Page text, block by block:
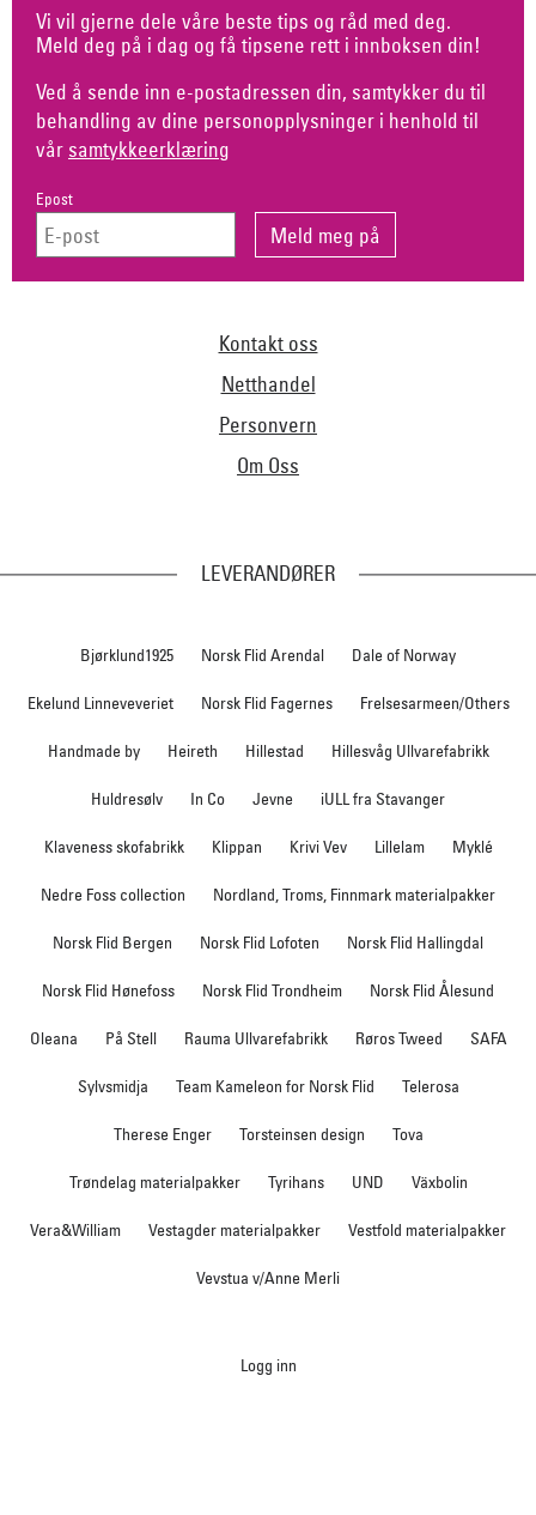
Vi vil gjerne dele våre beste tips og råd med deg.
Meld deg på i dag og få tipsene rett i innboksen din!
Ved å sende inn e-postadressen din, samtykker du til
behandling av dine personopplysninger i henhold til
vår samtykkeerklæring
Epost
Kontakt oss
Netthandel
Personvern
Om Oss
LEVERANDØRER
Bjørklund1925 Norsk Flid Arendal Dale of Norway
Ekelund Linneveveriet Norsk Flid Fagernes Frelsesarmeen/Others
Handmade by Heireth Hillestad Hillesvåg Ullvarefabrikk
Huldresølv In Co Jevne iULL fra Stavanger
Klaveness skofabrikk Klippan Krivi Vev Lillelam Myklé
Nedre Foss collection Nordland, Troms, Finnmark materialpakker
Norsk Flid Bergen Norsk Flid Lofoten Norsk Flid Hallingdal
Norsk Flid Hønefoss Norsk Flid Trondheim Norsk Flid Ålesund
Oleana På Stell Rauma Ullvarefabrikk Røros Tweed SAFA
Sylvsmidja Team Kameleon for Norsk Flid Telerosa
Therese Enger Torsteinsen design Tova
Trøndelag materialpakker Tyrihans UND Växbolin
Vera&William Vestagder materialpakker Vestfold materialpakker
Vevstua v/Anne Merli
Logg inn